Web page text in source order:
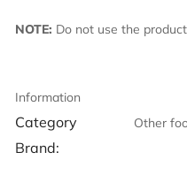
NOTE: Do not use the
Information
Category Other
Brand: